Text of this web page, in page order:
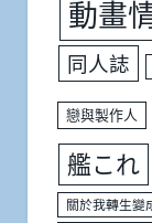
動畫
同人誌
戀與製作人
艦これ
關於我轉生變